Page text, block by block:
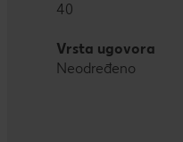
40
Vrsta ugovora
Neodređeno